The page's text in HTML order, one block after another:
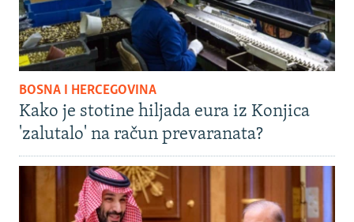
BOSNA I HERCEGOVINA
Kako je stotine hiljada eura iz Konjica
'zalutalo' na račun prevaranata?